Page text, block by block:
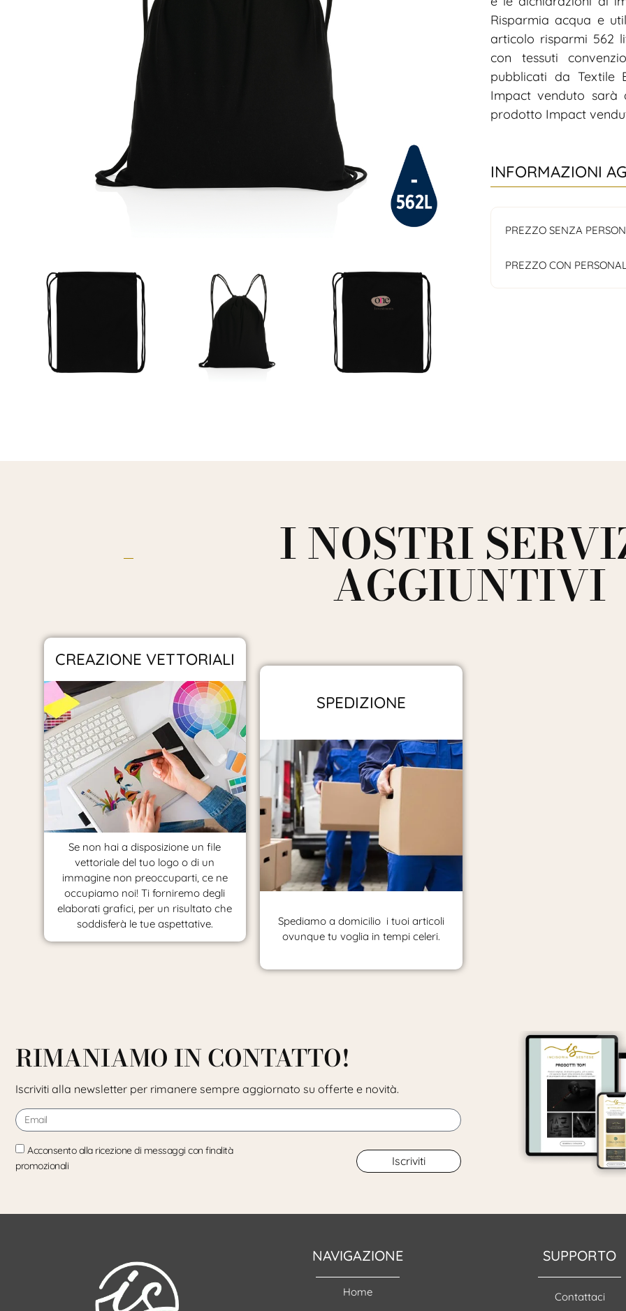
Risparmia acqua e
articolo risparmi 562
con tessuti
pubblicati da Textile
Impact venduto sarà
prodotto Impact
INFORMAZIONI
PREZZO SENZA
PREZZO CON
I NOSTRI
AGGIUNTIVI
CREAZIONE VETTORIALI
Se non hai a disposizione un file
vettoriale del tuo logo o di un
immagine non preoccuparti, ce ne
occupiamo noi! Ti forniremo degli
elaborati grafici, per un risultato che
soddisferà le tue aspettative.
SPEDIZIONE
Spediamo a domicilio i tuoi articoli
ovunque tu voglia in tempi celeri.
RIMANIAMO IN CONTATTO!
Iscriviti alla newsletter per rimanere sempre aggiornato su offerte e novità.
Acconsento alla ricezione di messaggi con finalità
promozionali
Iscriviti
NAVIGAZIONE
Home
SUPPORTO
Contattaci